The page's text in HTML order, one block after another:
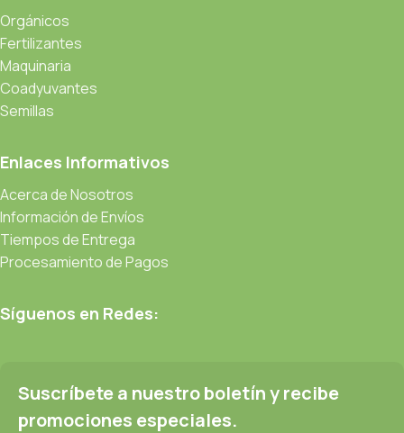
Orgánicos
Fertilizantes
Maquinaria
Coadyuvantes
Semillas
Enlaces Informativos
Acerca de Nosotros
Información de Envíos
Tiempos de Entrega
Procesamiento de Pagos
Síguenos en Redes:
Suscríbete a nuestro boletín y recibe
promociones especiales.